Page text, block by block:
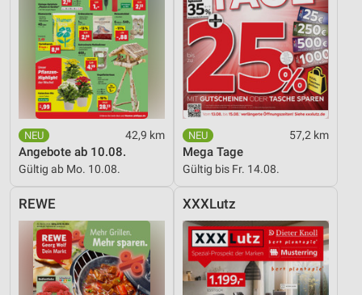
42,9 km
Angebote ab 10.08.
Gültig ab Mo. 10.08.
57,2 km
Mega Tage
Gültig bis Fr. 14.08.
REWE XXXLutz